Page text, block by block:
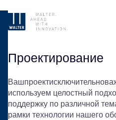
Проектирование
используем целостный
поддержку по различной
рамки технологии нашего